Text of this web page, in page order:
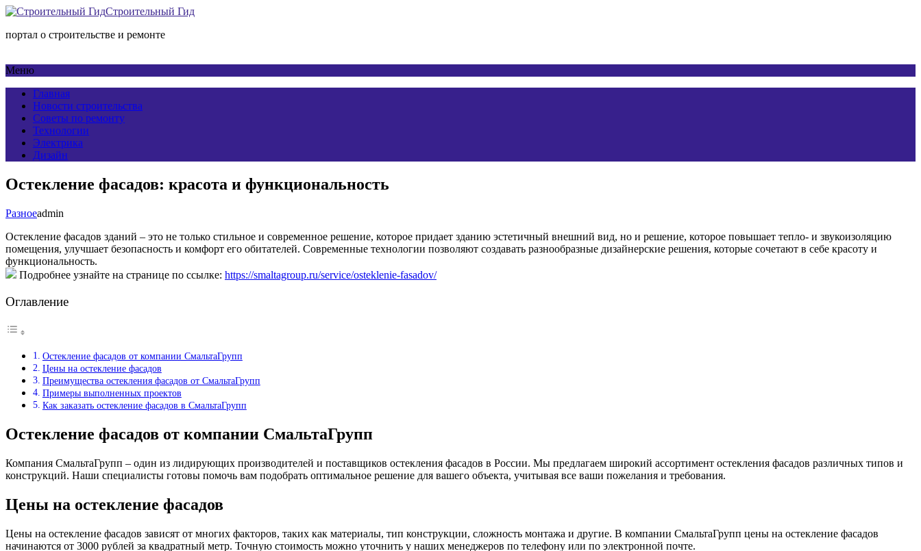
Строительный Гид
портал о строительстве и ремонте
Меню
Главная
Новости строительства
Советы по ремонту
Технологии
Электрика
Дизайн
Остекление фасадов: красота и функциональность
Разноеadmin
Остекление фасадов зданий – это не только стильное и современное решение, которое придает зданию эстетичный внешний вид, но и решение, которое повышает тепло- и звукоизоляцию
помещения, улучшает безопасность и комфорт его обитателей. Современные технологии позволяют создавать разнообразные дизайнерские решения, которые сочетают в себе красоту и
функциональность.
Подробнее узнайте на странице по ссылке: https://smaltagroup.ru/service/osteklenie-fasadov/
Оглавление
Остекление фасадов от компании СмальтаГрупп
Цены на остекление фасадов
Преимущества остекления фасадов от СмальтаГрупп
Примеры выполненных проектов
Как заказать остекление фасадов в СмальтаГрупп
Остекление фасадов от компании СмальтаГрупп
Компания СмальтаГрупп – один из лидирующих производителей и поставщиков остекления фасадов в России. Мы предлагаем широкий ассортимент остекления фасадов различных типов и
конструкций. Наши специалисты готовы помочь вам подобрать оптимальное решение для вашего объекта, учитывая все ваши пожелания и требования.
Цены на остекление фасадов
Цены на остекление фасадов зависят от многих факторов, таких как материалы, тип конструкции, сложность монтажа и другие. В компании СмальтаГрупп цены на остекление фасадов
начинаются от 3000 рублей за квадратный метр. Точную стоимость можно уточнить у наших менеджеров по телефону или по электронной почте.